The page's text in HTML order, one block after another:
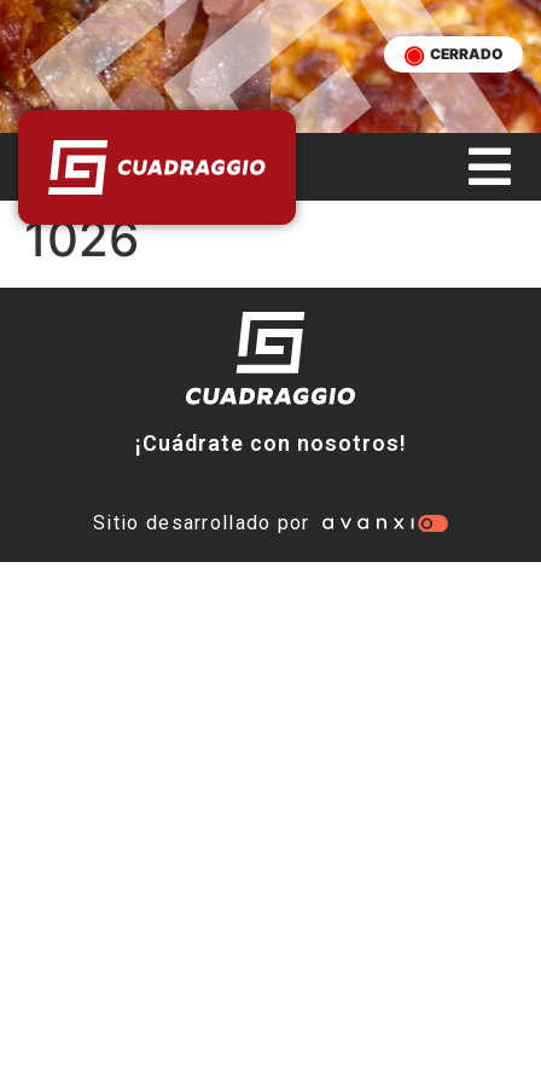
CERRADO
1026
¡Cuádrate con nosotros!
Sitio desarrollado por